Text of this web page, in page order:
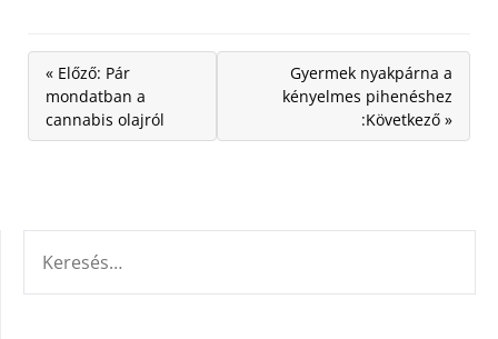
« Előző: Pár
mondatban a
cannabis olajról
Gyermek nyakpárna a
kényelmes pihenéshez
:Következő »